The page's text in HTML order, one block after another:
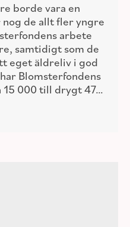
borde vara en
de allt fler yngre
arbete
samtidigt som de
eget äldreliv i god
Blomsterfondens
15 000 till drygt 47…